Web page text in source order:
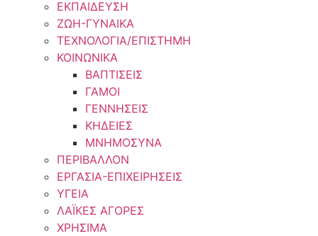
ΕΚΠΑΙΔΕΥΣΗ
ΖΩΗ-ΓΥΝΑΙΚΑ
ΤΕΧΝΟΛΟΓΙΑ/ΕΠΙΣΤΗΜΗ
ΚΟΙΝΩΝΙΚΑ
ΒΑΠΤΙΣΕΙΣ
ΓΑΜΟΙ
ΓΕΝΝΗΣΕΙΣ
ΚΗΔΕΙΕΣ
ΜΝΗΜΟΣΥΝΑ
ΠΕΡΙΒΑΛΛΟΝ
ΕΡΓΑΣΙΑ-ΕΠΙΧΕΙΡΗΣΕΙΣ
ΥΓΕΙΑ
ΛΑΪΚΕΣ ΑΓΟΡΕΣ
ΧΡΗΣΙΜΑ